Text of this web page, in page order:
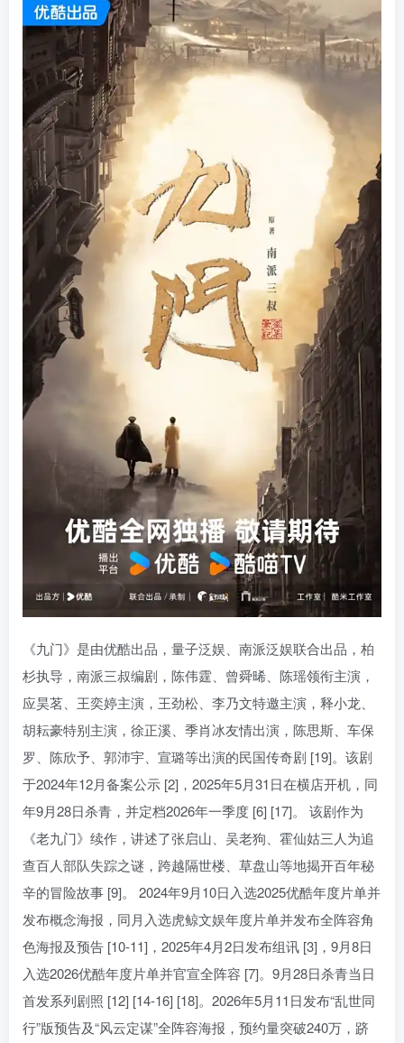
《九门》是由优酷出品，量子泛娱、南派泛娱联合出品，柏
杉执导，南派三叔编剧，陈伟霆、曾舜晞、陈瑶领衔主演，
应昊茗、王奕婷主演，王劲松、李乃文特邀主演，释小龙、
胡耘豪特别主演，徐正溪、季肖冰友情出演，陈思斯、车保
罗、陈欣予、郭沛宇、宣璐等出演的民国传奇剧 [19]。该剧
于2024年12月备案公示 [2]，2025年5月31日在横店开机，同
年9月28日杀青，并定档2026年一季度 [6] [17]。 该剧作为
《老九门》续作，讲述了张启山、吴老狗、霍仙姑三人为追
查百人部队失踪之谜，跨越隔世楼、草盘山等地揭开百年秘
辛的冒险故事 [9]。 2024年9月10日入选2025优酷年度片单并
发布概念海报，同月入选虎鲸文娱年度片单并发布全阵容角
色海报及预告 [10-11]，2025年4月2日发布组讯 [3]，9月8日
入选2026优酷年度片单并官宣全阵容 [7]。9月28日杀青当日
首发系列剧照 [12] [14-16] [18]。2026年5月11日发布“乱世同
行”版预告及“风云定谋”全阵容海报，预约量突破240万，跻